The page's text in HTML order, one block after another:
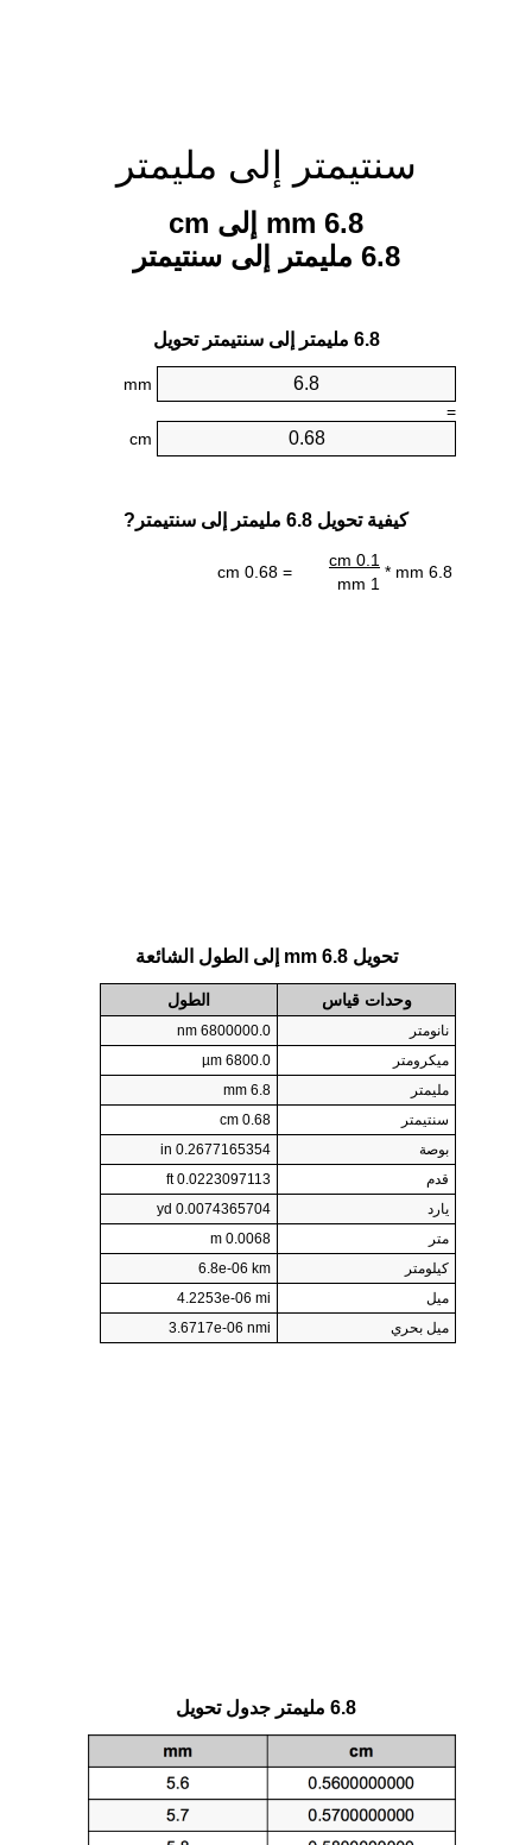
سنتيمتر إلى مليمتر
6.8 mm إلى cm
6.8 مليمتر إلى سنتيمتر
6.8 مليمتر إلى سنتيمتر تحويل
mm
=
cm
كيفية تحويل 6.8 مليمتر إلى سنتيمتر?
6.8 mm *
0.1 cm
= 0.68 cm
1 mm
تحويل 6.8 mm إلى الطول الشائعة
وحدات قياس الطول
نانومتر
6800000.0 nm
ميكرومتر
6800.0 µm
مليمتر
6.8 mm
سنتيمتر
0.68 cm
بوصة
0.2677165354 in
قدم
0.0223097113 ft
يارد
0.0074365704 yd
متر
0.0068 m
كيلومتر
6.8e-06 km
ميل
4.2253e-06 mi
ميل بحري
3.6717e-06 nmi
6.8 مليمتر جدول تحويل